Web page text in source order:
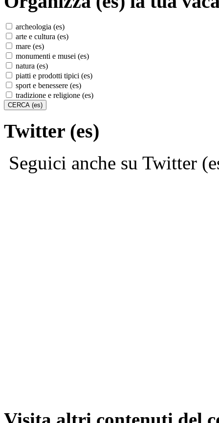
archeologia (es)
arte e cultura (es)
mare (es)
monumenti e musei (es)
natura (es)
piatti e prodotti tipici (es)
sport e benessere (es)
tradizione e religione (es)
Twitter (es)
Seguici anche su Twitter